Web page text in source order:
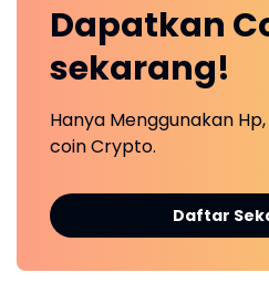
Dapatkan
sekarang!
Hanya Menggunakan Hp,
coin Crypto.
Daftar